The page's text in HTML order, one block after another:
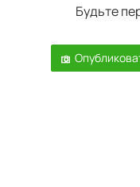
Будьте